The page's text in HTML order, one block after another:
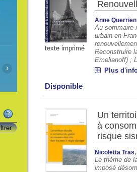
texte imprimé
Anne Querrien
Au sommaire
urbain en
Reconstruire
Emelianoff) ;
Plus
Disponible
Un
à
risque
Nicoletta Tras
Le thème de
imposé
29°C
22:00
28°C
23:00
›